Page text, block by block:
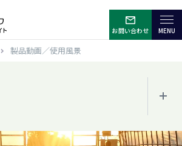
お問い合わせ
製品動画／使用風景